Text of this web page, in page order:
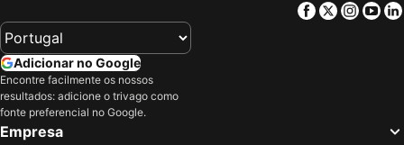
Facebook
Twitter
Adicionar no Google
Encontre facilmente os nossos
resultados: adicione o trivago como
fonte preferencial no Google.
Empresa